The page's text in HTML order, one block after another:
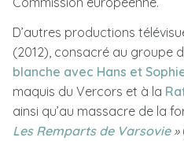
D’autres productions
(2012), consacré au groupe
blanche avec Hans et
maquis du Vercors et à la
ainsi qu’au massacre de la
Les Remparts de Varsovie»